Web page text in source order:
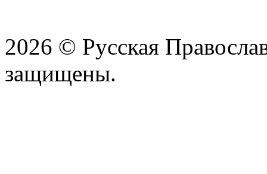
2026 © Русская
защищены.